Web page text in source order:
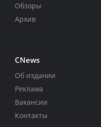
Обзоры
Архив
CNews
Об издании
Реклама
Вакансии
Контакты